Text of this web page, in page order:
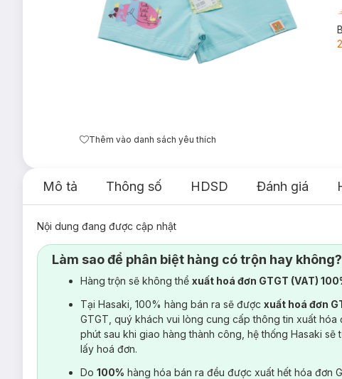
Thêm vào danh sách yêu thích
Mô tả Thông số HDSD Đánh giá
Nội dung đang được cập nhật
Làm sao để phân biệt hàng có trộn hay không?
Hàng trộn sẽ không thể xuất hoá đơn GTGT (VAT)
Tại Hasaki, 100% hàng bán ra sẽ được xuất hoá đơn
GTGT, quý khách vui lòng cung cấp thông tin xuất
phút sau khi giao hàng thành công, hệ thống Hasaki
lấy hoá đơn.
Do 100% hàng hóa bán ra đều được xuất hết hóa đơn